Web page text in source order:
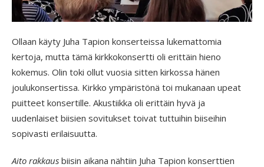
Ollaan käyty Juha Tapion konserteissa lukemattomia
kertoja, mutta tämä kirkkokonsertti oli erittäin hieno
kokemus. Olin toki ollut vuosia sitten kirkossa hänen
joulukonsertissa. Kirkko ympäristönä toi mukanaan upeat
puitteet konsertille. Akustiikka oli erittäin hyvä ja
uudenlaiset biisien sovitukset toivat tuttuihin biiseihin
sopivasti erilaisuutta.
Aito rakkaus biisin aikana nähtiin Juha Tapion konserttien